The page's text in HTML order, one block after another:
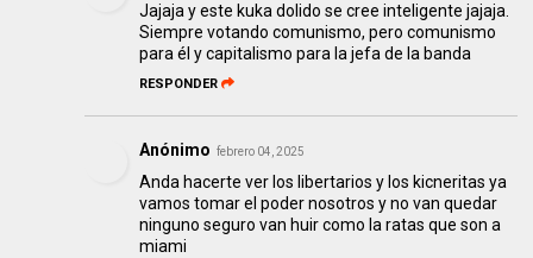
Jajaja y este kuka dolido se cree inteligente jajaja.
Siempre votando comunismo, pero comunismo
para él y capitalismo para la jefa de la banda
RESPONDER
Anónimo febrero 04, 2025
Anda hacerte ver los libertarios y los kicneritas ya
vamos tomar el poder nosotros y no van quedar
ninguno seguro van huir como la ratas que son a
miami